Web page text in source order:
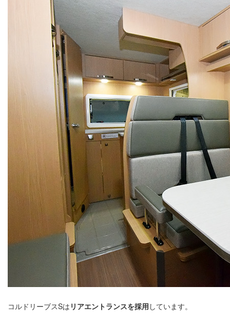
コルドリーブスSは リアエントランスを採用 しています。